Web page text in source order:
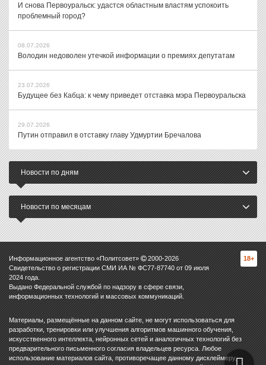
И снова Первоуральск: удастся областным властям успокоить
проблемный город?
08.07.2026
Володин недоволен утечкой информации о премиях депутатам
23.07.2026
Будущее без Кабца: к чему приведет отставка мэра Первоуральска
29.07.2026
Путин отправил в отставку главу Удмуртии Бречалова
Новости по дням
Новости по месяцам
Информационное агентство «Политсовет» 2000-2026
Свидетельство о регистрации СМИ ИА № ФС77-87740 от 09 июля
2024 года.
Выдано Федеральной службой по надзору в сфере связи,
информационных технологий и массовых коммуникаций.
18+
Материалы, размещённые на данном сайте, не могут использоваться для
разработки, тренировки или улучшения алгоритмов машинного обучения,
искусственного интеллекта, нейронных сетей и аналогичных технологий без
предварительного письменного согласия владельцев ресурса. Любое
использование материалов сайта, противоречащее данному дисклеймеру,